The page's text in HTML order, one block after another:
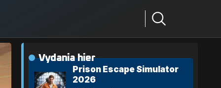
Vydania hier
Prison Escape Simulator
2026